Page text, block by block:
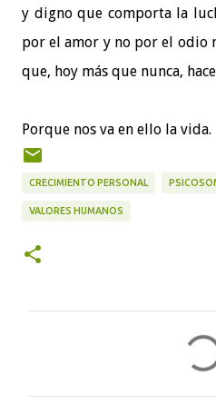
y digno que comporta la
por el amor y no por el odio
que, hoy más que nunca,
Porque nos va en ello la vida.
CRECIMIENTO PERSONAL
VALORES HUMANOS